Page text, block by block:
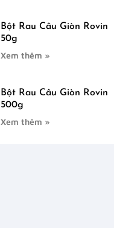
Bột Rau Câu Giòn Rovin
50g
Xem thêm »
Bột Rau Câu Giòn Rovin
500g
Xem thêm »